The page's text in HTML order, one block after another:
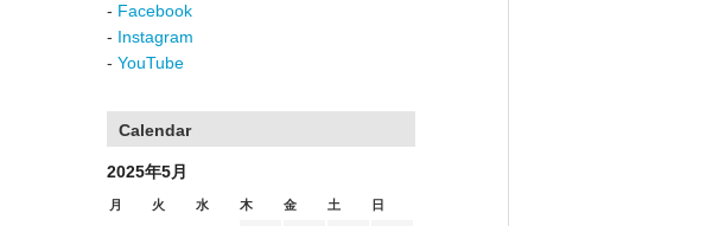
- Facebook
- Instagram
- YouTube
Calendar
2025年5月
月 火 水 木 金 土 日